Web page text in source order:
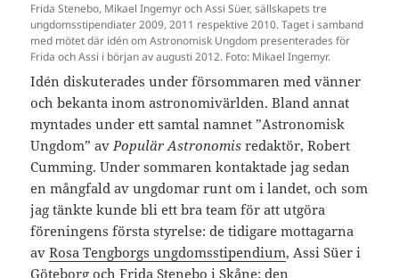
Frida Stenebo, Mikael Ingemyr och Assi Süer, sällskapets tre
ungdomsstipendiater 2009, 2011 respektive 2010. Taget i samband
med mötet där idén om Astronomisk Ungdom presenterades för
Frida och Assi i början av augusti 2012. Foto: Mikael Ingemyr.
Idén diskuterades under försommaren med vänner
och bekanta inom astronomivärlden. Bland annat
myntades under ett samtal namnet ”Astronomisk
Ungdom” avPopulär Astronomisredaktör, Robert
Cumming. Under sommaren kontaktade jag sedan
en mångfald av ungdomar runt om i landet, och som
jag tänkte kunde bli ett bra team för att utgöra
föreningens första styrelse: de tidigare mottagarna
avRosa Tengborgs ungdomsstipendium, Assi Süer i
Göteborg och Frida Stenebo i Skåne; den